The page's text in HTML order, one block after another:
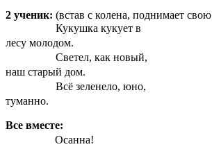
2 ученик: (встав с колена, поднимает
Кукушка кукует в
лесу молодом.
Светел, как новый,
наш старый дом.
Всё зеленело, юно,
туманно.
Все вместе:
Осанна!